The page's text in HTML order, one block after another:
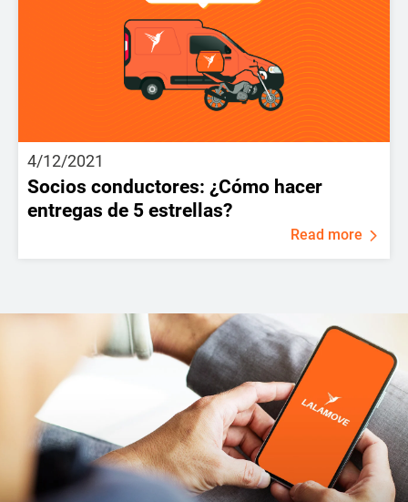
4/12/2021
Socios conductores: ¿Cómo hacer
entregas de 5 estrellas?
Read more